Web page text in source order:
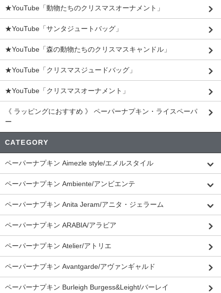
★YouTube「動物たちのクリスマスオーナメント」
★YouTube「サンタジュートバッグ」
★YouTube「森の動物たちのクリスマスキャンドル」
★YouTube「クリスマスジュードバッグ」
★YouTube「クリスマスオーナメント」
《 ラッピングにおすすめ 》 ペーパーナプキン・ライスペーパ
ー
CATEGORY
ペーパーナプキン Aimezle style/エメルスタイル
ペーパーナプキン Ambiente/アンビエンテ
ペーパーナプキン Anita Jeram/アニタ・ジェラーム
ペーパーナプキン ARABIA/アラビア
ペーパーナプキン Atelier/アトリエ
ペーパーナプキン Avantgarde/アヴァンギャルド
ペーパーナプキン Burleigh Burgess&Leight/バーレイ